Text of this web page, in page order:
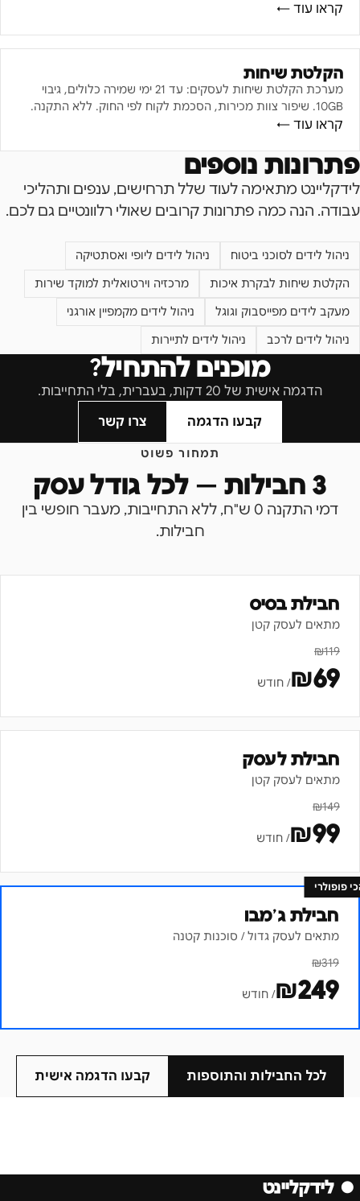
קראו עוד ←
הקלטת שיחות
מערכת הקלטת שיחות לעסקים: עד 21 ימי שמירה כלולים, גיבוי
10GB. שיפור צוות מכירות, הסכמת לקוח לפי החוק. ללא התקנה.
קראו עוד ←
פתרונות נוספים
לידקליינט מתאימה לעוד שלל תרחישים, ענפים ותהליכי
עבודה. הנה כמה פתרונות קרובים שאולי רלוונטיים גם לכם.
ניהול לידים לסוכני ביטוח
ניהול לידים ליופי ואסתטיקה
הקלטת שיחות לבקרת איכות
מרכזיה וירטואלית למוקד שירות
מעקב לידים מפייסבוק וגוגל
ניהול לידים מקמפיין אורגני
ניהול לידים לרכב
ניהול לידים לתיירות
מוכנים להתחיל?
הדגמה אישית של 20 דקות, בעברית, בלי התחייבות.
קבעו הדגמה
צרו קשר
תמחור פשוט
3 חבילות — לכל גודל עסק
דמי התקנה 0 ש"ח, ללא התחייבות, מעבר חופשי בין
חבילות.
חבילת בסיס
מתאים לעסק קטן
₪119
₪69 / חודש
חבילת לעסק
מתאים לעסק קטן
₪149
₪99 / חודש
פופולרי
חבילת ג׳מבו
מתאים לעסק גדול / סוכנות קטנה
₪319
₪249 / חודש
לכל החבילות והתוספות קבעו הדגמה אישית
● לידקליינט